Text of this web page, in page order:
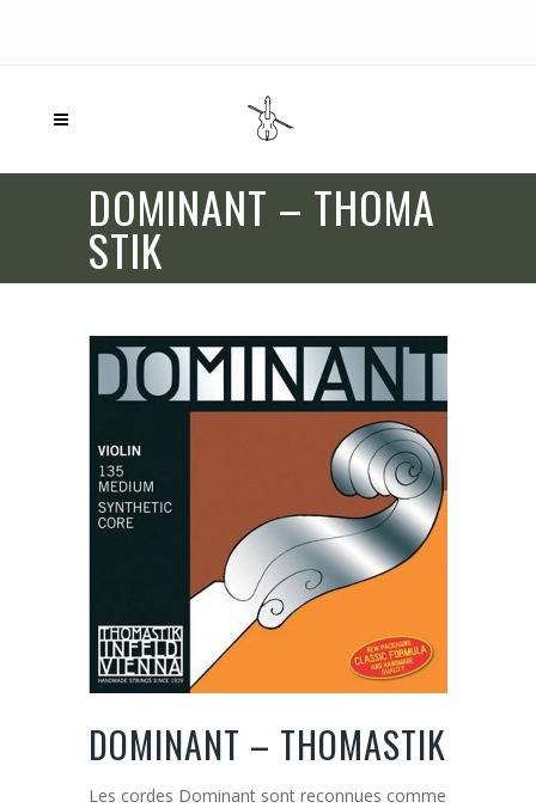
DOMINANT – THOMA
STIK
DOMINANT – THOMASTIK
Les cordes Dominant sont reconnues comme